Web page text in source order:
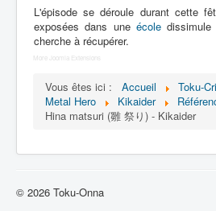
COSAA
Dessins
Artiste Asperger
Lexique
Jinzô ningen Kikaider
L'épisode se déroule durant cette
exposées dans une écoledissimule
cherche à récupérer.
More Joomla Extensions
Vous êtes ici : Accueil
Toku-
Metal Hero
Kikaider
Hina matsuri (雛 祭り) - Kikaider
© 2026 Toku-Onna